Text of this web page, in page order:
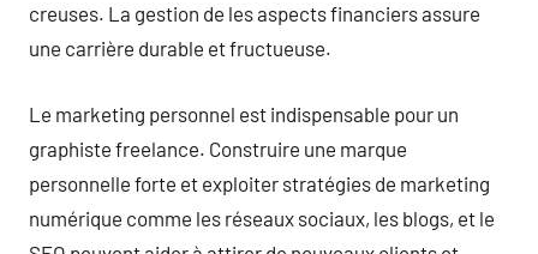
creuses. La gestion de les aspects financiers assure
une carrière durable et fructueuse.
Le marketing personnel est indispensable pour un
graphiste freelance. Construire une marque
personnelle forte et exploiter stratégies de marketing
numérique comme les réseaux sociaux, les blogs, et le